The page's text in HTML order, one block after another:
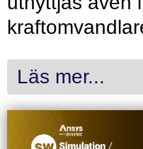
Läs mer...